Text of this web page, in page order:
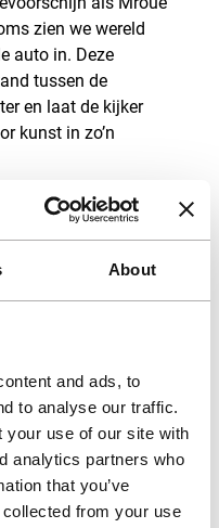
About
and ads, to
to analyse our traffic.
your use of our site with
analytics partners who
that you’ve
from your use
zien we wereld
auto in. Deze
tussen de
en laat de kijker
kunst in zo’n